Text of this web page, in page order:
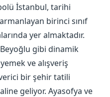
İstanbul, tarihi
birinci sınıf
yer almaktadır.
gibi dinamik
ve alışveriş
bir şehir tatili
geliyor. Ayasofya ve